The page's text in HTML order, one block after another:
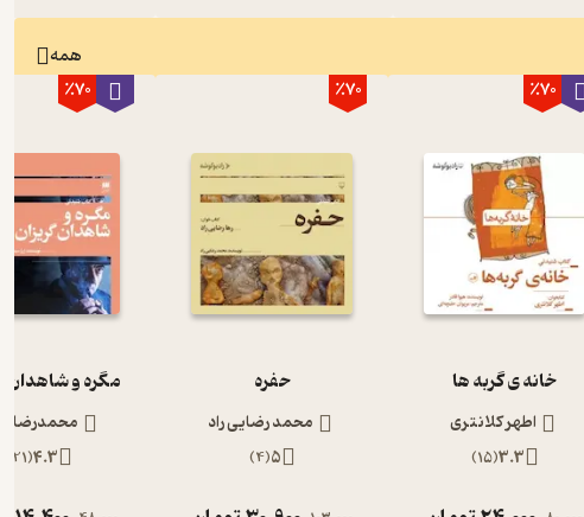
همه
٪70
خانه ی گربه ها
اطهر کلانتری
3.3
(
15
)
٪70
حفره
محمد رضایی راد
5
(
4
)
٪70
مگره و شاهدان
محمدرضا
4.3
(
21